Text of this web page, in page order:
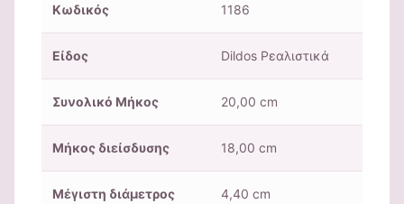
Κωδικός 1186
Είδος Dildos Ρεαλιστικά
Συνολικό Μήκος 20,00 cm
Μήκος διείσδυσης 18,00 cm
Μέγιστη διάμετρος 4,40 cm